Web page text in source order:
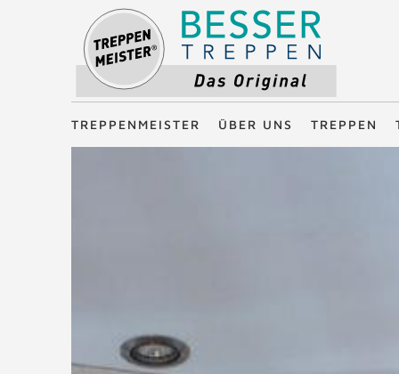
Treppenmeister - Das Original
TREPPENMEISTER ÜBER UNS TREPPEN